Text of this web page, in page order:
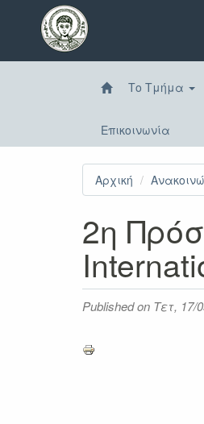
Παράκαμψη
κυρίως
Το Τμήμα
Επικοινωνία
Αρχική
2η
Published on Τετ, 17/